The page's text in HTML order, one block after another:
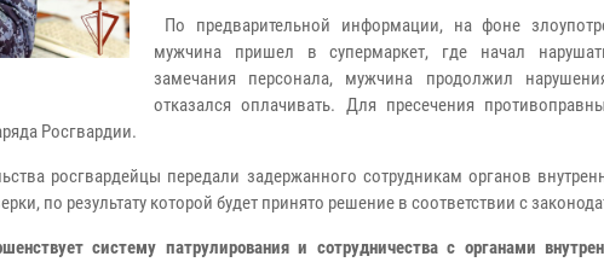
По предварительной информации, на фоне
мужчина пришел в супермаркет, где начал
замечания персонала, мужчина продолжил
отказался оплачивать. Для пресечения
Росгвардии.
росгвардейцы передали задержанного сотрудникам органов
по результату которой будет принято решение в соответствии с
систему патрулирования и сотрудничества с органами